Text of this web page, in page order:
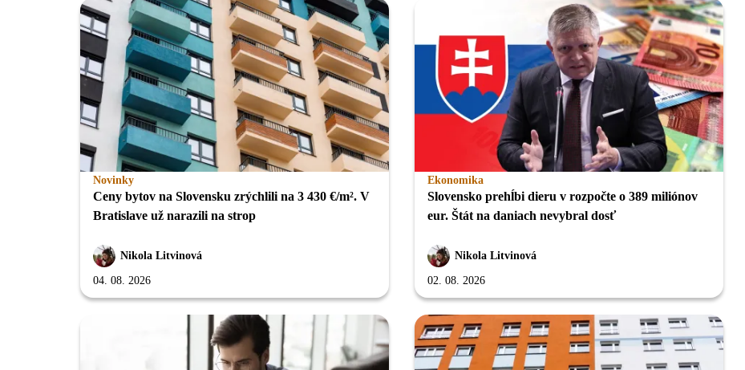
Novinky
Ceny bytov na Slovensku zrýchlili na 3 430 €/m². V
Bratislave už narazili na strop
Nikola Litvinová
04. 08. 2026
Ekonomika
Slovensko prehĺbi dieru v rozpočte o 389 miliónov
eur. Štát na daniach nevybral dosť
Nikola Litvinová
02. 08. 2026